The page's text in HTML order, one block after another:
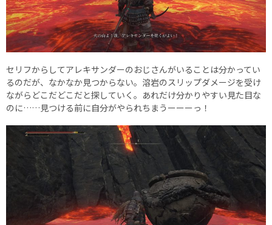
セリフからしてアレキサンダーのおじさんがいることは分かってい
るのだが、なかなか見つからない。溶岩のスリップダメージを受け
ながらどこだどこだと探していく。あれだけ分かりやすい見た目な
のに……見つける前に自分がやられちまうーーーっ！